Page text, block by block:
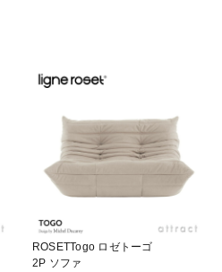
ROSETTogo ロゼトーゴ
2P ソファ